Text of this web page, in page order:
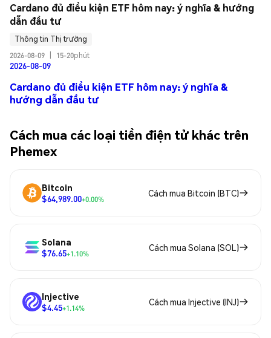
Cardano đủ điều kiện ETF hôm nay: ý nghĩa & hướng
dẫn đầu tư
Thông tin Thị trường
2026-08-09
15-20phút
2026-08-09
Cardano đủ điều kiện ETF hôm nay: ý nghĩa &
hướng dẫn đầu tư
Cách mua các loại tiền điện tử khác trên
Phemex
Bitcoin
$64,989.00+0.00%
Cách mua Bitcoin (BTC)
Solana
$76.65+1.10%
Cách mua Solana (SOL)
Injective
$4.45+1.14%
Cách mua Injective (INJ)